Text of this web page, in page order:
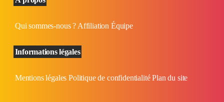
Qui sommes-nous ? Affiliation Équipe
Informations légales
Mentions légales Politique de confidentialité Plan du site